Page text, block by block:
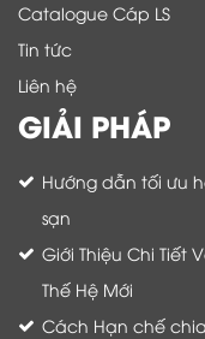
Catalogue Cáp LS
Tin tức
Liên hệ
GIẢI PHÁP
Hướng dẫn tối ưu
sạn
Giới Thiệu Chi Tiết
Thế Hệ Mới
Cách Hạn chế chia